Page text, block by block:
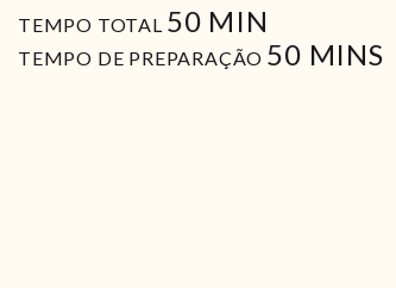
TEMPO TOTAL 50MIN
MIN
TEMPO DE PREPARAÇÃO 50MIN
MINS